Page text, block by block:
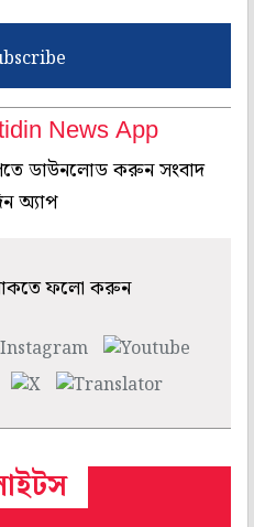
News App
ডাউনলোড করুন সংবাদ
অ্যাপ
ফলো করুন